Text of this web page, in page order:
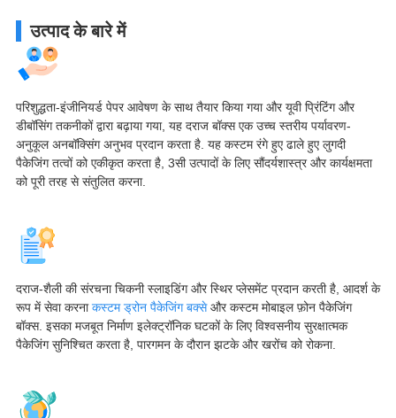
उत्पाद के बारे में
परिशुद्धता-इंजीनियर्ड पेपर आवेषण के साथ तैयार किया गया और यूवी प्रिंटिंग और
डीबॉसिंग तकनीकों द्वारा बढ़ाया गया, यह दराज बॉक्स एक उच्च स्तरीय पर्यावरण-
अनुकूल अनबॉक्सिंग अनुभव प्रदान करता है. यह कस्टम रंगे हुए ढाले हुए लुगदी
पैकेजिंग तत्वों को एकीकृत करता है, 3सी उत्पादों के लिए सौंदर्यशास्त्र और कार्यक्षमता
को पूरी तरह से संतुलित करना.
दराज-शैली की संरचना चिकनी स्लाइडिंग और स्थिर प्लेसमेंट प्रदान करती है, आदर्श के
रूप में सेवा करनाकस्टम ड्रोन पैकेजिंग बक्सेऔर कस्टम मोबाइल फ़ोन पैकेजिंग
बॉक्स. इसका मजबूत निर्माण इलेक्ट्रॉनिक घटकों के लिए विश्वसनीय सुरक्षात्मक
पैकेजिंग सुनिश्चित करता है, पारगमन के दौरान झटके और खरोंच को रोकना.